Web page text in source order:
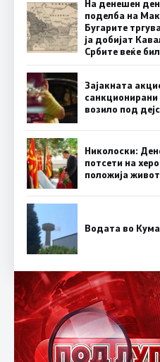
На денешен
поделба на
Бугарите
ја добијат
Србите веќе
Зајакната
возило под
Николоски:
потсети на
положија
Водата во